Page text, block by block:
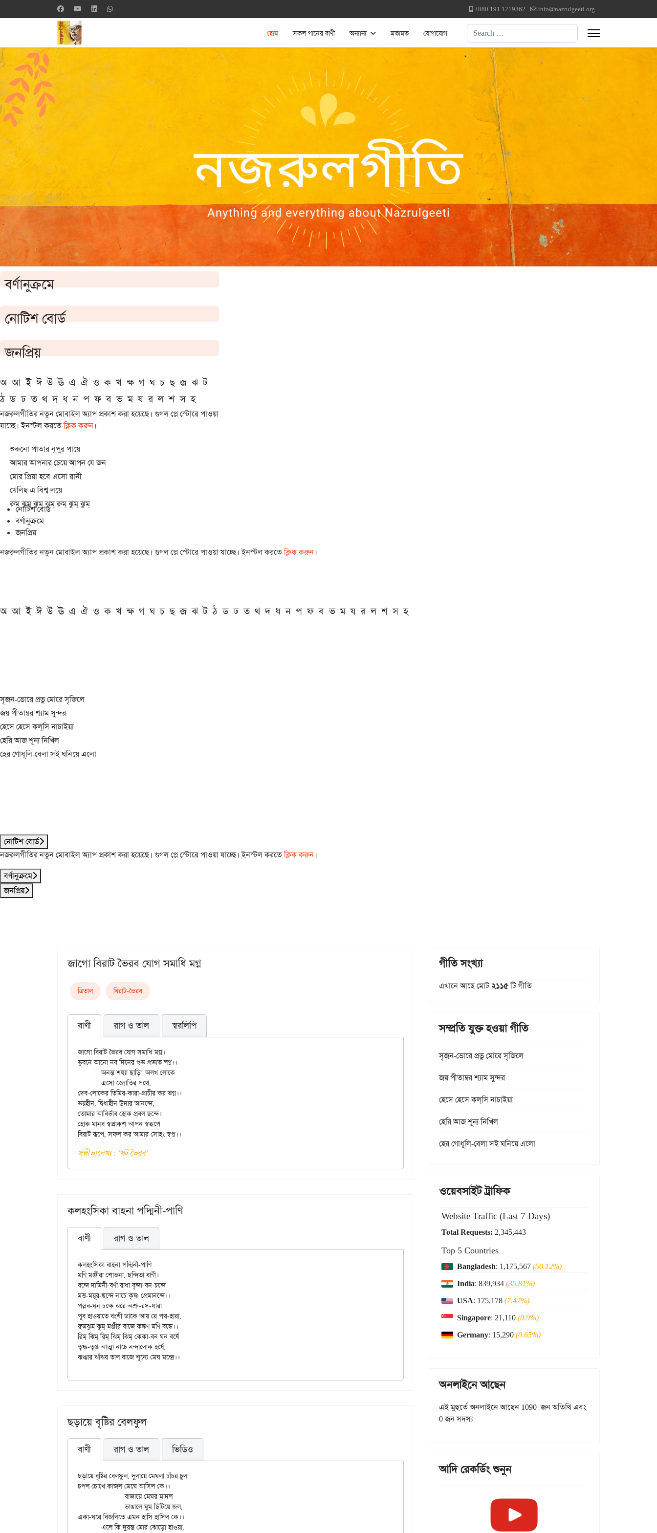
+880 191 1219362 info@nazrulgeeti.org
হোম সকল গানের বাণী অন্যান্য মতামত যোগাযোগ Search
বর্ণানুক্রমে
নোটিশ বোর্ড
জনপ্রিয়
অ আ ই ঈ উ ঊ এ ঐ ও ক খ ক্ষ গ ঘ চ ছ জ ঝ ট
ঠ ড ঢ ত থ দ ধ ন প ফ ব ভ ম য র ল শ স হ
নজরুলগীতির নতুন মোবাইল অ্যাপ প্রকাশ করা হয়েছে। গুগল প্লে স্টোরে পাওয়া
যাচ্ছে। ইনস্টল করতেক্লিক করুন।
শুকনো পাতার নূপুর পায়ে
আমার আপনার চেয়ে আপন যে জন
মোর প্রিয়া হবে এসো রানী
খেলিছ এ বিশ্ব লয়ে
রুম্ ঝুম্ ঝুম্ ঝুম্ রুম্ ঝুম্ ঝুম্
নোটিশ বোর্ড
বর্ণানুক্রমে
জনপ্রিয়
নজরুলগীতির নতুন মোবাইল অ্যাপ প্রকাশ করা হয়েছে। গুগল প্লে স্টোরে পাওয়া যাচ্ছে। ইনস্টল করতেক্লিক করুন।
অ আ ই ঈ উ ঊ এ ঐ ও ক খ ক্ষ গ ঘ চ ছ জ ঝ ট ঠ ড ঢ ত থ দ ধ ন প ফ ব ভ ম য র ল শ স হ
সৃজন-ভোরে প্রভু মোরে সৃজিলে
জয় পীতাম্বর শ্যাম সুন্দর
হেসে হেসে কল্‌সি নাচাইয়া
হেরি আজ শূন্য নিখিল
হের গোধূলি-বেলা সই ঘনিয়ে এলো
নোটিশ বোর্ড
নজরুলগীতির নতুন মোবাইল অ্যাপ প্রকাশ করা হয়েছে। গুগল প্লে স্টোরে পাওয়া যাচ্ছে। ইনস্টল করতেক্লিক করুন।
বর্ণানুক্রমে
জনপ্রিয়
জাগো বিরাট ভৈরব যোগ সমাধি মগ্ন
ত্রিতাল বিরাট-ভৈরব
বাণী রাগ ও তাল স্বরলিপি
জাগো বিরাট ভৈরব যোগ সমাধি মগ্ন।
ভুবনে আনো নব দিনের শুভ প্রভাত লগ্ন।।
	অনন্ত শয্যা ছাড়ি’ অলখ লোকে
দেব-লোকের তিমির-কারা-প্রাচীর কর ভগ্ন।।
ভয়হীন, দ্বিধাহীন উদার আনন্দে,
তোমার আবির্ভাব হোক প্রবল ছন্দে।
হোক মানব স্বপ্রাকশ আপন স্বরূপে
সঙ্গীতালেখ্য : ‘ষট ভৈরব’
কলহংসিকা বাহনা পদ্মিনী-পাণি
বাণী রাগ ও তাল
কলহংসিকা বাহনা পদ্মিনী-পাণি
মণি মঞ্জীরা শোভনা, ছন্দিতা বাণী।
বন্দে দামিনী-বর্ণা রাধা বৃন্দা-বন-চন্দে
মত্ত-ময়ূর-ছন্দে নাচে কৃষ্ণ প্রেমানন্দে।।
পল্লব-ঘন চক্ষে ঝরে অশ্রু-রস-ধারা
পূব হাওয়াতে বংশী ডাকে আয় রে পথ-হারা,
রুমঝুম ঝুম্ মঞ্জীর বাজে কঙ্কণ মণি বন্ধে।।
রিম্ ঝিম্ রিম্ ঝিম্ ঝিম্ কেকা-বন ঘন বর্ষে
তৃষ্ণ-তৃপ্ত আত্মা নাচে নন্দালোক হর্ষে,
ছড়ায়ে বৃষ্টির বেলফুল
বাণী রাগ ও তাল ভিডিও
ছড়ায়ে বৃষ্টির বেলফুল, দুলায়ে মেঘলা চাঁচর চুল
চপল চোখে কাজল মেঘে আসিল কে।।
		বাজায়ে মেঘর মাদল
		ভাঙালে ঘুম ছিটিয়ে জল,
একা-ঘরে বিজলিতে এমন হাসি হাসিল কে।।
গীতি সংখ্যা
এখানে আছে মোট২১১৫টি গীতি
সম্প্রতি যুক্ত হওয়া গীতি
সৃজন-ভোরে প্রভু মোরে সৃজিলে
জয় পীতাম্বর শ্যাম সুন্দর
হেসে হেসে কল্‌সি নাচাইয়া
হেরি আজ শূন্য নিখিল
হের গোধূলি-বেলা সই ঘনিয়ে এলো
ওয়েবসাইট ট্রাফিক
Website Traffic (Last 7 Days)
Total Requests: 2,345,443
Top 5 Countries
Bangladesh: 1,175,567(50.12%)
India: 839,934(35.81%)
USA: 175,178(7.47%)
Singapore: 21,110(0.9%)
Germany: 15,290(0.65%)
অনলাইনে আছেন
এই মুহুর্তে অনলাইনে আছেন 1090 জন অতিথি এবং
0 জন সদস্য
আদি রেকর্ডিং শুনুন